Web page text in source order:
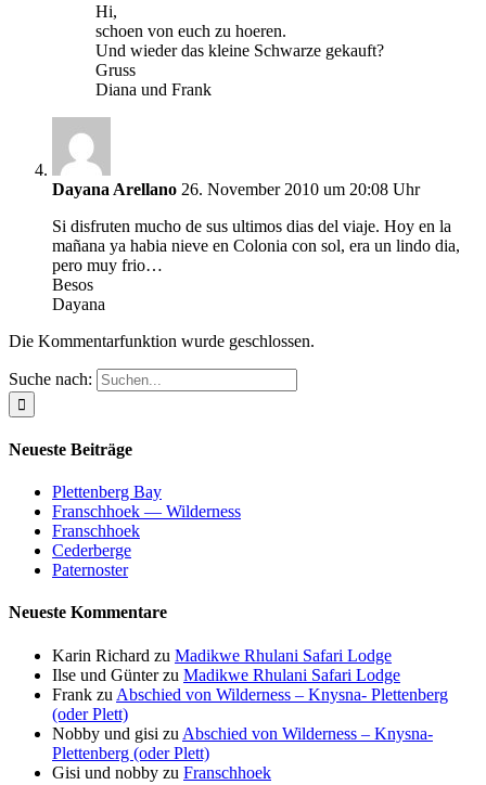
Hi,
schoen von euch zu hoeren.
Und wieder das kleine Schwarze gekauft?
Gruss
Diana und Frank
Dayana Arellano 26. November 2010 um 20:08 Uhr
Si disfruten mucho de sus ultimos dias del viaje. Hoy en la
mañana ya habia nieve en Colonia con sol, era un lindo dia,
pero muy frio…
Besos
Dayana
Die Kommentarfunktion wurde geschlossen.
Suche nach:
Neueste Beiträge
Plettenberg Bay
Franschhoek — Wilderness
Franschhoek
Cederberge
Paternoster
Neueste Kommentare
Karin Richard zu Madikwe Rhulani Safari Lodge
Ilse und Günterzu Madikwe Rhulani Safari Lodge
Frank zu Abschied von Wilderness – Knysna- Plettenberg
(oder Plett)
Nobby und gisi zu Abschied von Wilderness – Knysna-
Plettenberg (oder Plett)
Gisi und nobby zu Franschhoek